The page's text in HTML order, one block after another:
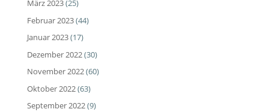
März 2023(25)
Februar 2023(44)
Januar 2023(17)
Dezember 2022(30)
November 2022(60)
Oktober 2022(63)
September 2022(9)